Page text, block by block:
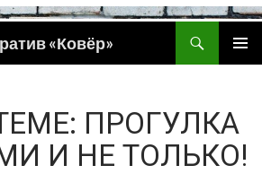
«Ковёр»
ПРОГУЛКА
И НЕ ТОЛЬКО!